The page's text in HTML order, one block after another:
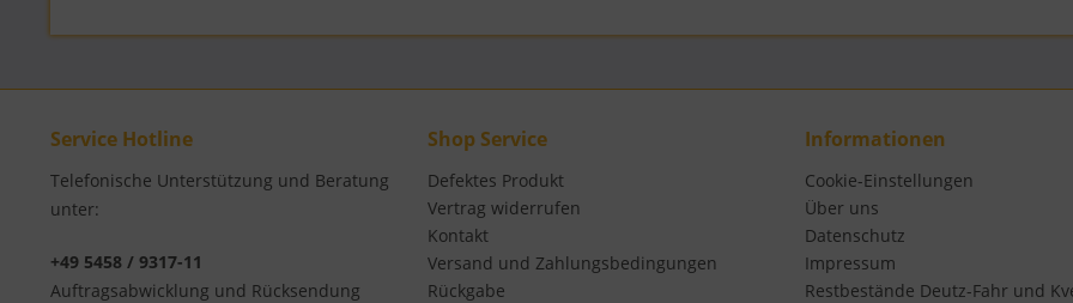
Service Hotline
Telefonische Unterstützung und Beratung
unter:
+49 5458 / 9317-11
Auftragsabwicklung und Rücksendung
Shop Service
Defektes Produkt
Vertrag widerrufen
Kontakt
Versand und Zahlungsbedingungen
Rückgabe
Informationen
Cookie-Einstellungen
Über uns
Datenschutz
Impressum
Restbestände Deutz-Fahr und